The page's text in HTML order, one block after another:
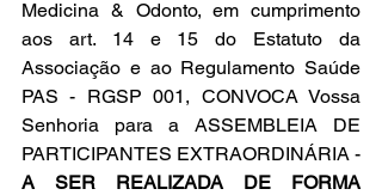
Medicina & Odonto, em cumprimento
aos art. 14 e 15 do Estatuto da
Associação e ao Regulamento Saúde
PAS - RGSP 001, CONVOCA Vossa
Senhoria para a ASSEMBLEIA DE
PARTICIPANTES EXTRAORDINÁRIA -
A SER REALIZADA DE FORMA